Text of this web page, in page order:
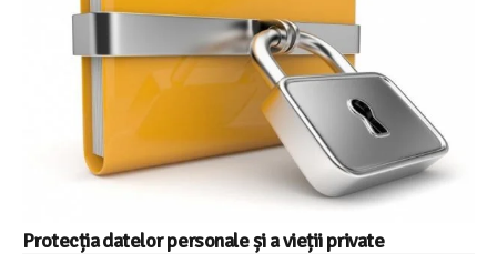
Protecția datelor personale și a vieții private